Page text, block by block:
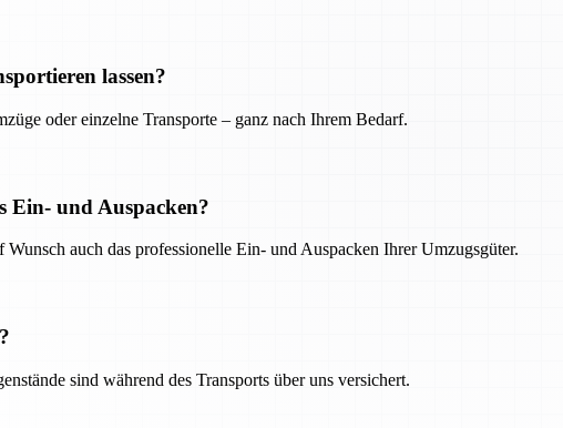
lassen?
oder einzelne Transporte – ganz nach Ihrem Bedarf.
Ein- und Auspacken?
Wunsch auch das professionelle Ein- und Auspacken Ihrer Umzugsgüter.
sind während des Transports über uns versichert.